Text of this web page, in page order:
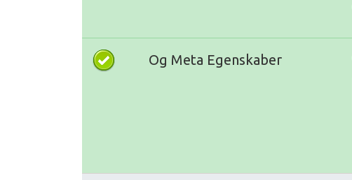
Og Meta Egenskaber